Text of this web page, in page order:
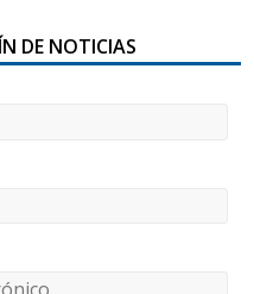
DE NOTICIAS